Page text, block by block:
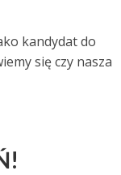
kandydat do
się czy nasza